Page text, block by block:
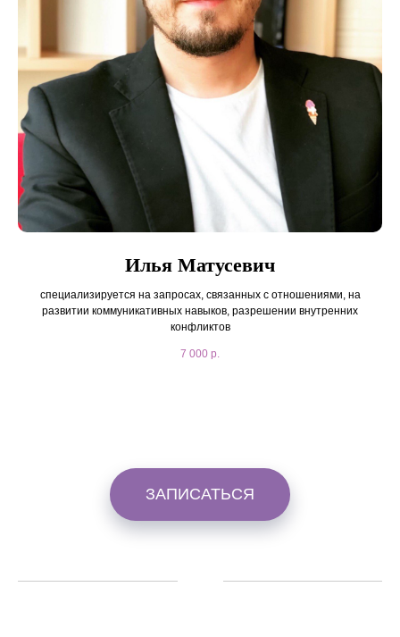
Илья Матусевич
специализируется на запросах, связанных с отношениями, на
развитии коммуникативных навыков, разрешении внутренних
конфликтов
7 000 р.
ЗАПИСАТЬСЯ